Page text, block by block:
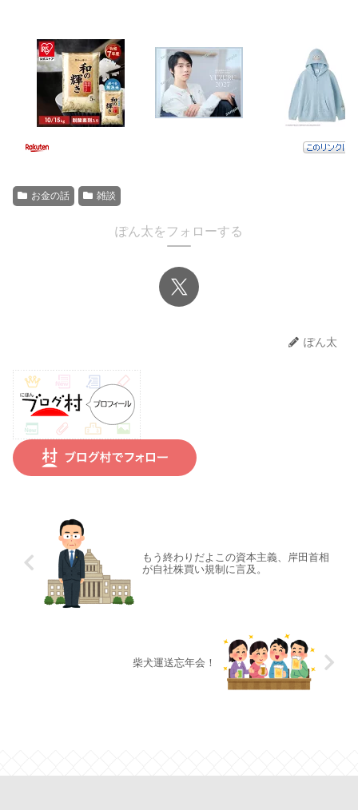
お金の話 雑談
ぽん太をフォローする
ぽん太
もう終わりだよこの資本主義、岸田首相
が自社株買い規制に言及。
柴犬運送忘年会！